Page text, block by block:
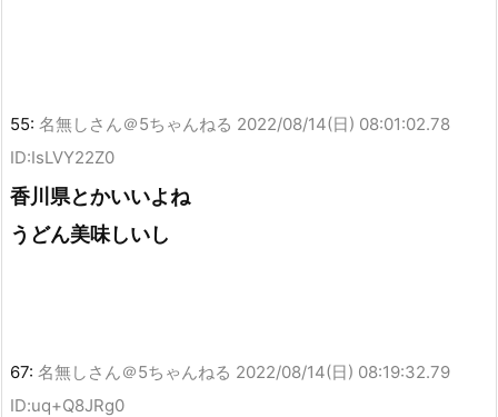
55: 名無しさん＠5ちゃんねる 2022/08/14(日) 08:01:02.78
ID:IsLVY22Z0
香川県とかいいよね
うどん美味しいし
67: 名無しさん＠5ちゃんねる 2022/08/14(日) 08:19:32.79
ID:uq+Q8JRg0